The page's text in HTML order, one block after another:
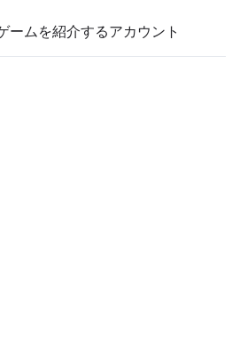
ームを紹介するアカウント